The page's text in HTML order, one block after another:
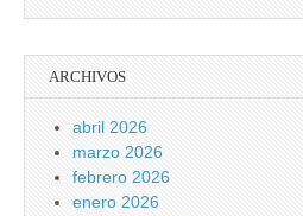
ARCHIVOS
abril 2026
marzo 2026
febrero 2026
enero 2026